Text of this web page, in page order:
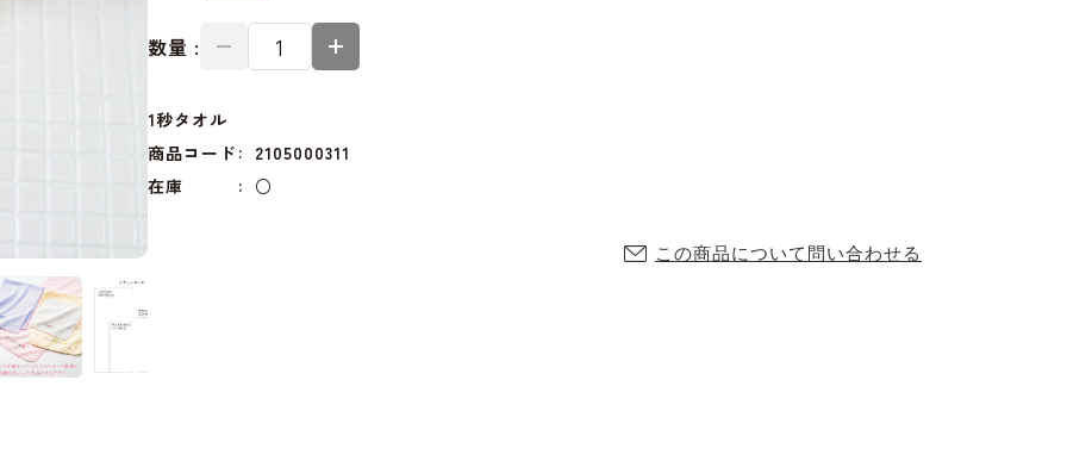
数量 :
1秒タオル
商品コード
2105000311
在庫
○
この商品について問い合わせる